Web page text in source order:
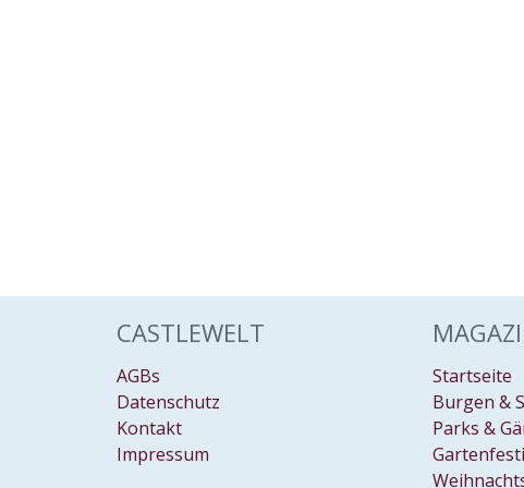
CASTLEWELT
AGBs
Datenschutz
Kontakt
Impressum
Startseite
Burgen &
Parks &